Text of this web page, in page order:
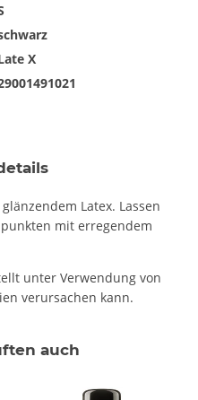
X
Latex. Lassen
mit erregendem
unter Verwendung von
verursachen kann.
auch